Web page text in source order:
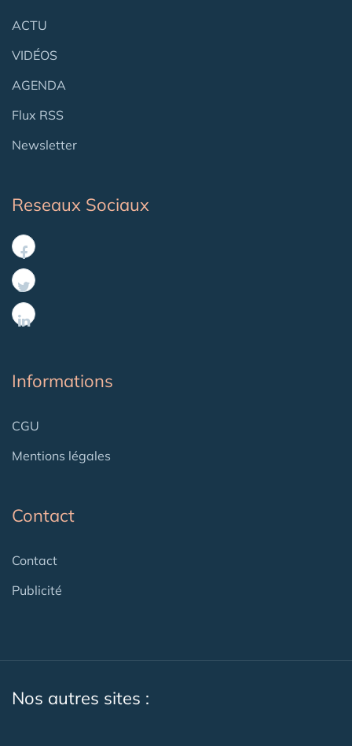
ACTU
VIDÉOS
AGENDA
Flux RSS
Newsletter
Reseaux Sociaux
Informations
CGU
Mentions légales
Contact
Contact
Publicité
Nos autres sites :